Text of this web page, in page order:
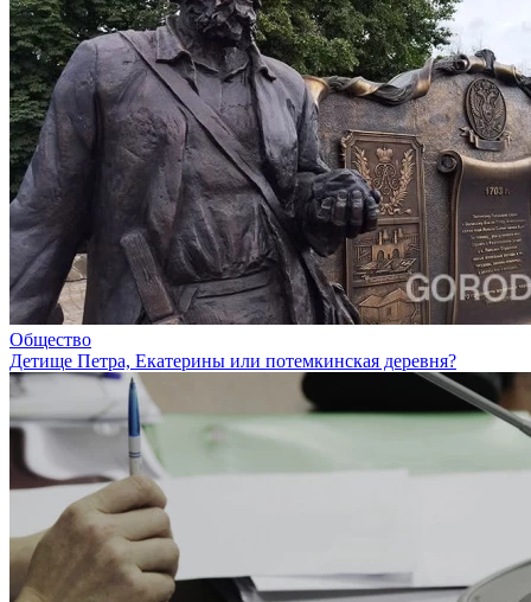
Общество
Детище Петра, Екатерины или потемкинская деревня?